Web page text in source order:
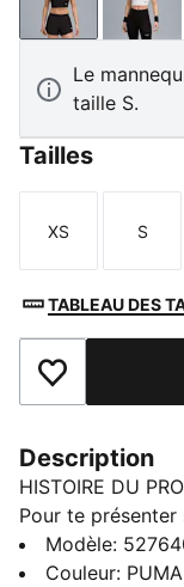
PUMA Black
Le
taille S.
Tailles
Taille
XS
Taille
S
TABLEAU DES
Ajouter aux
Description
HISTOIRE DU
Pour te
fitness ultime, il
collaboration
Modèle:
Couleur: